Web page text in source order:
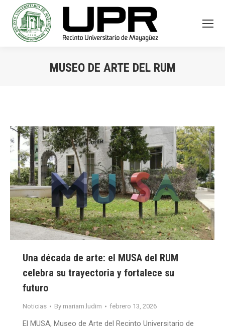
MUSEO DE ARTE DEL RUM
Una década de arte: el MUSA del RUM
celebra su trayectoria y fortalece su
futuro
Noticias By mariam.ludim febrero 13, 2026
El MUSA, Museo de Arte del Recinto Universitario de